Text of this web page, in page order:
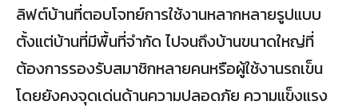
ลิฟต์บ้านที่ตอบโจทย์การใช้งานหลากหลายรูปแบบ
ตั้งแต่บ้านที่มีพื้นที่จำกัด ไปจนถึงบ้านขนาดใหญ่ที่
ต้องการรองรับสมาชิกหลายคนหรือผู้ใช้งานรถเข็น
โดยยังคงจุดเด่นด้านความปลอดภัย ความแข็งแรง